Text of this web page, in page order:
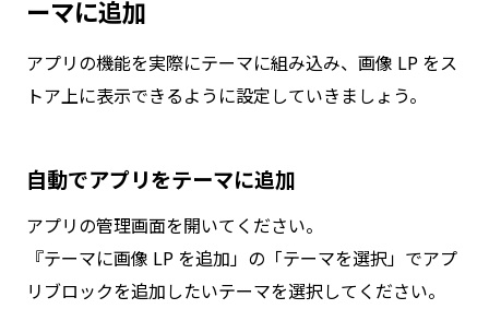
ーマに追加
アプリの機能を実際にテーマに組み込み、画像 LP をス
トア上に表示できるように設定していきましょう。
自動でアプリをテーマに追加
アプリの管理画面を開いてください。
『テーマに画像 LP を追加」の「テーマを選択」でアプ
リブロックを追加したいテーマを選択してください。